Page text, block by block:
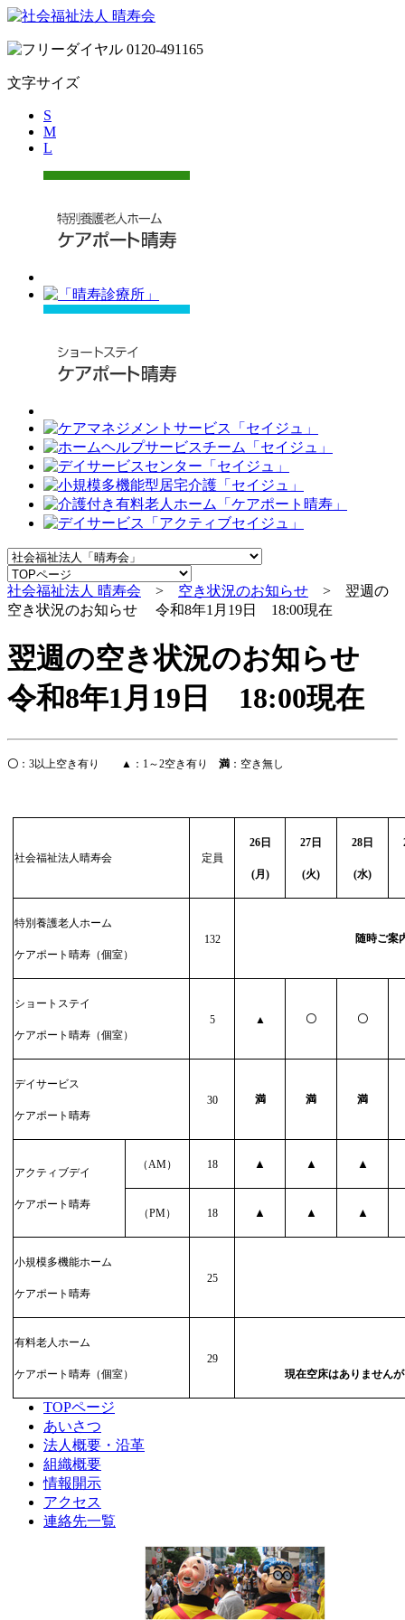
文字サイズ
S
M
L
社会福祉法人 晴寿会 > 空き状況のお知らせ > 翌週の
空き状況のお知らせ 令和8年1月19日 18:00現在
翌週の空き状況のお知らせ
令和8年1月19日 18:00現在
〇 ： 3以上空き有り ▲ ： 1～2空き有り 満 ：空き無し
社会福祉法人晴寿会 定員
26日
(月)
27日
(火)
28日
(水)
特別養護老人ホーム
ケアポート晴寿（個室）
132 随時ご案
ショートステイ
ケアポート晴寿（個室）
5 ▲ 〇 〇
デイサービス
ケアポート晴寿
30 満 満 満
アクティブデイ
ケアポート晴寿
（AM） 18 ▲ ▲ ▲
（PM） 18 ▲ ▲ ▲
小規模多機能ホーム
ケアポート晴寿
25
有料老人ホーム
ケアポート晴寿（個室）
29
現在空床はありません
TOPページ
あいさつ
法人概要・沿革
組織概要
情報開示
アクセス
連絡先一覧